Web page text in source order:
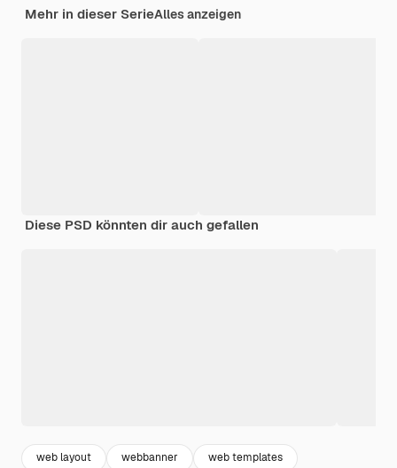
Mehr in dieser SerieAlles anzeigen
Diese PSD könnten dir auch gefallen
web layout webbanner web templates